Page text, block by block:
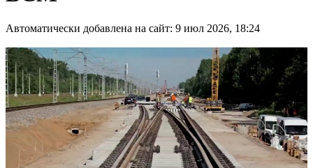
Автоматически добавлена на сайт: 9 июл 2026, 18:24